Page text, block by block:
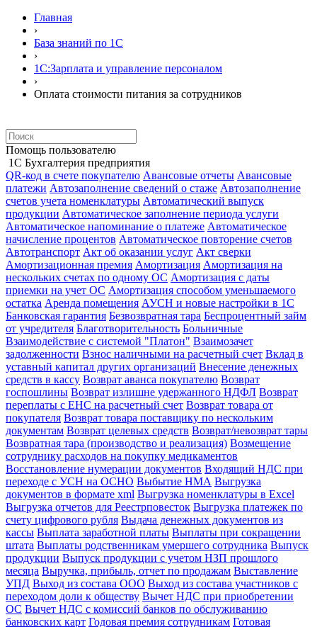
Главная
›
База знаний по 1С
›
1С:Зарплата и управление персоналом
›
Оплата стоимости питания за сотрудников
Помощь пользователю
1С Бухгалтерия предприятия
QR-код в счете покупателю Авансовые отчеты Авансовые
платежи Автозаполнение сведений о стаже Автозаполнение
счетов учета номенклатуры Автоматический выпуск
продукции Автоматическое заполнение периода услуги
Автоматическое напоминание о платеже Автоматическое
начисление процентов Автоматическое повторение счетов
Автотранспорт Акт об оказании услуг Акт сверки
Амортизационная премия Амортизация Амортизация на
нескольких счетах по одному ОС Амортизация с даты
приемки на учет ОС Амортизация способом уменьшаемого
остатка Аренда помещения АУСН и новые настройки в 1С
Банковская гарантия Безвозвратная тара Беспроцентный займ
от учредителя Благотворительность Больничные
Взаимодействие с системой "Платон" Взаимозачет
задолженности Взнос наличными на расчетный счет Вклад в
уставный капитал других организаций Внесение денежных
средств в кассу Возврат аванса покупателю Возврат
госпошлины Возврат излишне удержанного НДФЛ Возврат
переплаты с ЕНС на расчетный счет Возврат товара от
покупателя Возврат товара поставщику по нескольким
документам Возврат целевых средств Возврат/невозврат тары
Возвратная тара (производство и реализация) Возмещение
сотруднику расходов на покупку медикаментов
Восстановление нумерации документов Входящий НДС при
переходе с УСН на ОСНО Выбытие НМА Выгрузка
документов в формате xml Выгрузка номенклатуры в Excel
Выгрузка отчетов для Реестрповесток Выгрузка платежек по
счету цифрового рубля Выдача денежных документов из
кассы Выплата заработной платы Выплаты при сокращении
штата Выплаты родственникам умершего сотрудника Выпуск
продукции Выпуск продукции с учетом НЗП прошлого
месяца Выручка, прибыль, отчет по продажам Выставление
УПД Выход из состава ООО Выход из состава участников с
переходом доли к обществу Вычет НДС при приобретении
ОС Вычет НДС с комиссий банков по обслуживанию
банковских карт Годовая премия сотрудникам Готовая